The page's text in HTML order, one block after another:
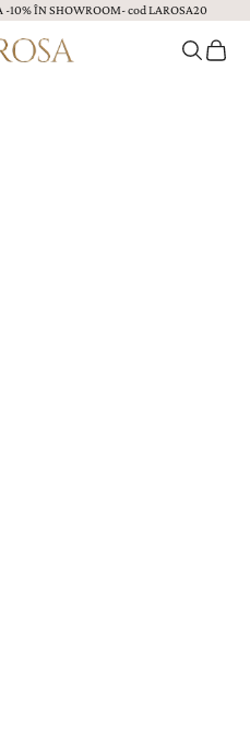
10% ÎN SHOWROOM- cod LAROSA20
ROSA CautăCoș